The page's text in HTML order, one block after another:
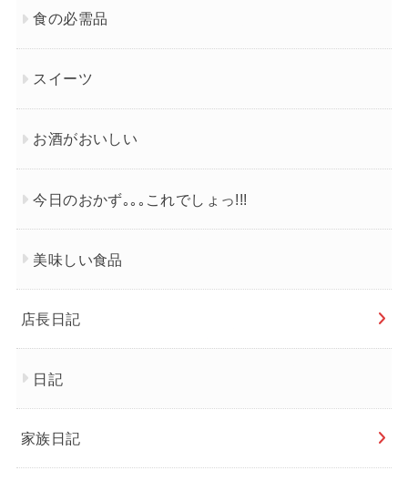
食の必需品
スイーツ
お酒がおいしい
今日のおかず｡｡｡これでしょっ!!!
美味しい食品
店長日記
日記
家族日記